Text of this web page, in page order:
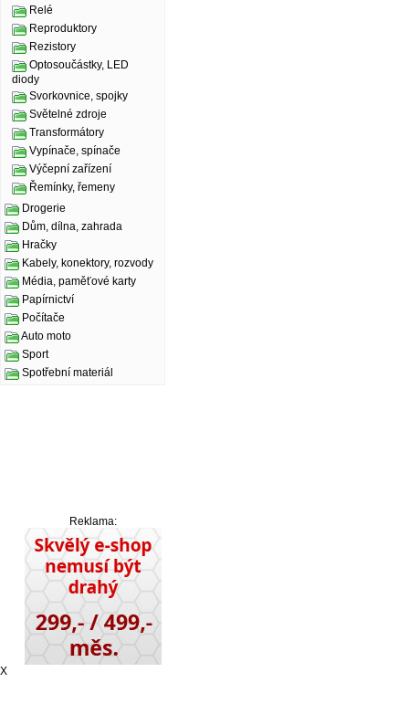
Relé
Reproduktory
Rezistory
Optosoučástky, LED
diody
Svorkovnice, spojky
Světelné zdroje
Transformátory
Vypínače, spínače
Výčepní zařízení
Řemínky, řemeny
Drogerie
Dům, dílna, zahrada
Hračky
Kabely, konektory, rozvody
Média, paměťové karty
Papírnictví
Počítače
Auto moto
Sport
Spotřební materiál
Reklama:
X